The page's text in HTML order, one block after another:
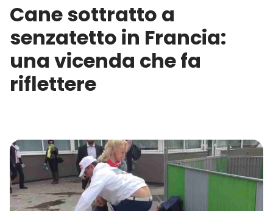
Cane sottratto a
senzatetto in Francia:
una vicenda che fa
riflettere